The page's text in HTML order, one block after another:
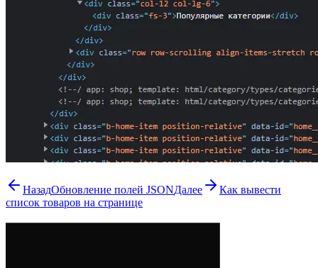
НазадОбновление полей JSONДалее
Как вывести
список товаров на странице